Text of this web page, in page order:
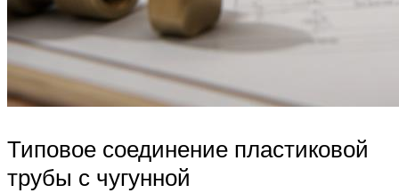
Типовое соединение пластиковой
трубы с чугунной